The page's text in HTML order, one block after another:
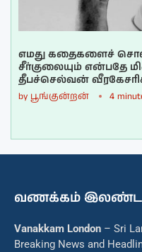
எமது கதைகளைச்
சீர்குலையும் என்பதே
தீபச்செல்வன்
by பூங்குன்றன் 4
வணக்கம்
Vanakkam London – Sri
Breaking News and